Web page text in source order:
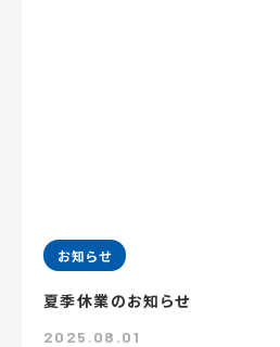
お知らせ
夏季休業のお知らせ
2025.08.01